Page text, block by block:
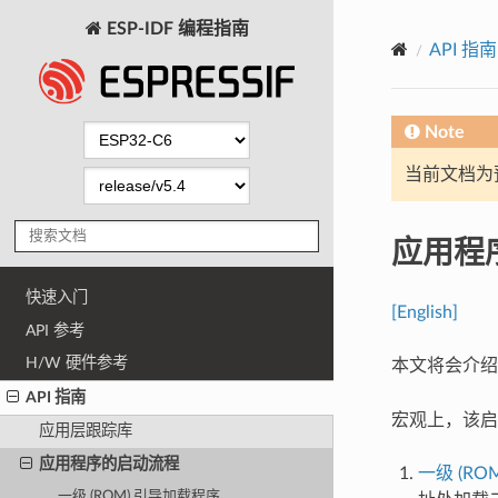
ESP-IDF 编程指南
快速入门
API 参考
H/W 硬件参考
API 指南
应用层跟踪库
应用程序的启动流程
API 指南
Note
当前文档
应用程
[English]
本文将会介
宏观上，该
一级